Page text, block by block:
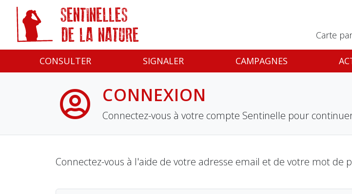
Carte
CONSULTER SIGNALER CAMPAGNES
CONNEXION
Connectez-vous à votre compte Sentinelle pour
Connectez-vous à l'aide de votre adresse email et de votre mot de
Panneau de gestion des cookies